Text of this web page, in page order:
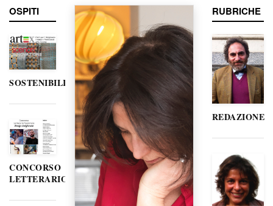
OSPITI
SOSTENIBILITÀ
CONCORSO
LETTERARIO
RUBRICHE
REDAZIONE